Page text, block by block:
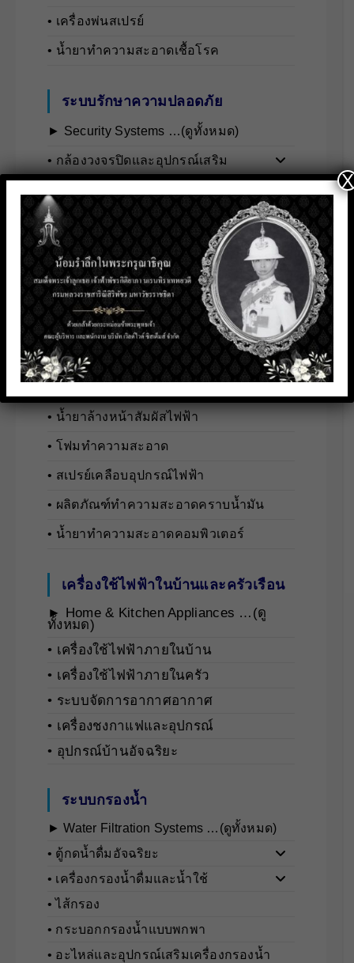
• เครื่องพ่นสเปรย์
• น้ำยาทำความสะอาดเชื้อโรค
ระบบรักษาความปลอดภัย
► Security Systems …(ดูทั้งหมด)
• กล้องวงจรปิดและอุปกรณ์เสริม
• ระบบตรวจจับและวิเคราะห์บุคคล
• ระบบสื่อสารและอินเตอร์คอม
• ระบบควบคุมการเข้า-ออกอัจฉริยะ
น้ำยาทำความสะอาด
► Cleaning Solution …(ดูทั้งหมด)
• นํ้ายาล้างหน้าสัมผัสไฟฟ้า
• โฟมทำความสะอาด
• สเปรย์เคลือบอุปกรณ์ไฟฟ้า
• ผลิตภัณฑ์ทำความสะอาดคราบน้ำมัน
• น้ำยาทำความสะอาดคอมพิวเตอร์
เครื่องใช้ไฟฟ้าในบ้านและครัวเรือน
► Home & Kitchen Appliances …(ดู
ทั้งหมด)
• เครื่องใช้ไฟฟ้าภายในบ้าน
• เครื่องใช้ไฟฟ้าภายในครัว
• ระบบจัดการอากาศอากาศ
• เครื่องชงกาแฟและอุปกรณ์
• อุปกรณ์บ้านอัจฉริยะ
ระบบกรองน้ำ
► Water Filtration Systems …(ดูทั้งหมด)
• ตู้กดน้ำดื่มอัจฉริยะ
• เครื่องกรองน้ำดื่มและน้ำใช้
• ไส้กรอง
• กระบอกกรองน้ำแบบพกพา
• อะไหล่และอุปกรณ์เสริมเครื่องกรองน้ำ
X